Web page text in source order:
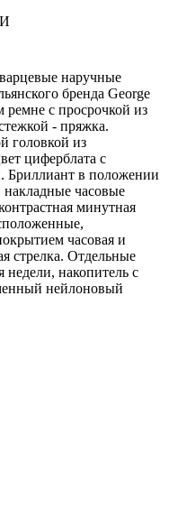
наручные
бренда George
с просрочкой из
- пряжка.
головкой из
циферблата с
Бриллиант в положении
часовые
минутная
часовая и
стрелка. Отдельные
накопитель с
нейлоновый